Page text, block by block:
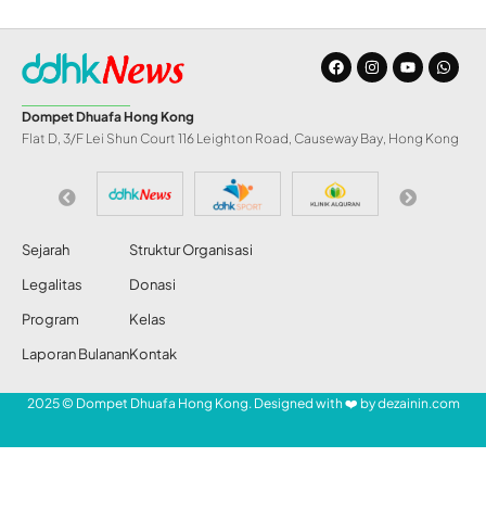
Dompet Dhuafa Hong Kong
Flat D, 3/F Lei Shun Court 116 Leighton Road, Causeway Bay, Hong Kong
Sejarah
Legalitas
Program
Laporan Bulanan
Struktur Organisasi
Donasi
Kelas
Kontak
2025 © Dompet Dhuafa Hong Kong. Designed with ❤️ bydezainin.com